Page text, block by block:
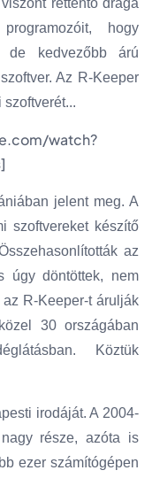
rettentő drága
hogy
de kedvezőbb árú
Az R-Keeper
watch?
]
jelent meg. A
szoftvereket készítő
az
úgy döntöttek, nem
R-Keeper-t árulják
30 országában
Köztük
irodáját. A 2004-
része, azóta is
ezer számítógépen